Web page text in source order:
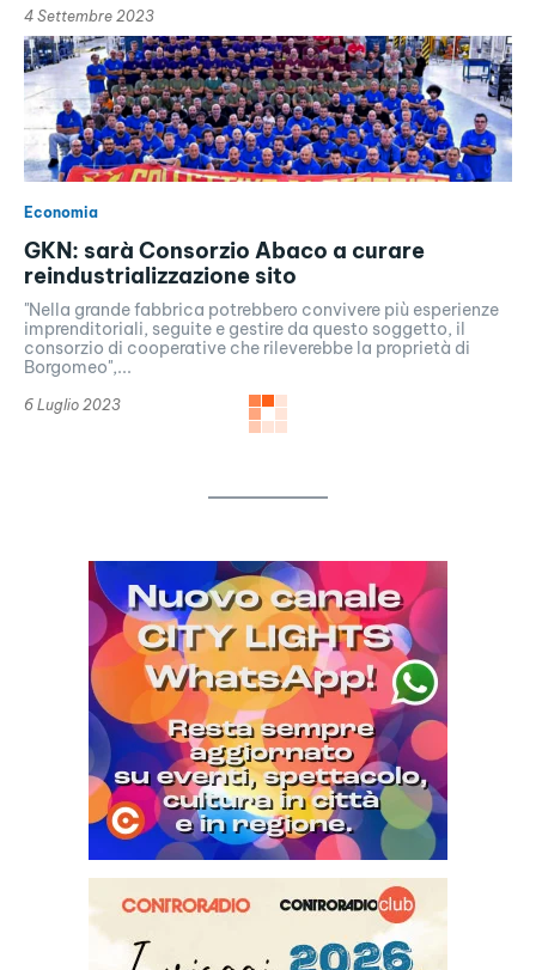
4 Settembre 2023
Economia
GKN: sarà Consorzio Abaco a curare
reindustrializzazione sito
"Nella grande fabbrica potrebbero convivere più esperienze
imprenditoriali, seguite e gestire da questo soggetto, il
consorzio di cooperative che rileverebbe la proprietà di
Borgomeo",...
6 Luglio 2023